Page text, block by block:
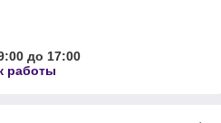
до 17:00
работы